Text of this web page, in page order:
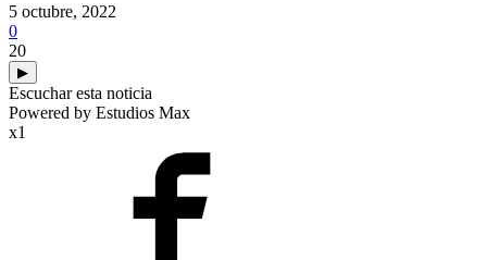
5 octubre, 2022
0
20
▶
Escuchar esta noticia
Powered by Estudios Max
x1